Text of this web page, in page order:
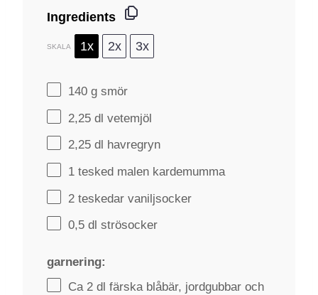
Ingredients
SKALA 1x 2x 3x
140 g smör
2,25 dl vetemjöl
2,25 dl havregryn
1 tesked malen kardemumma
2 teskedar vaniljsocker
0,5 dl strösocker
garnering:
Ca 2 dl färska blåbär, jordgubbar och